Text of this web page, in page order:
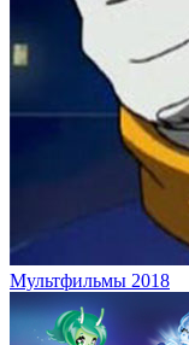
Мультфильмы 2018